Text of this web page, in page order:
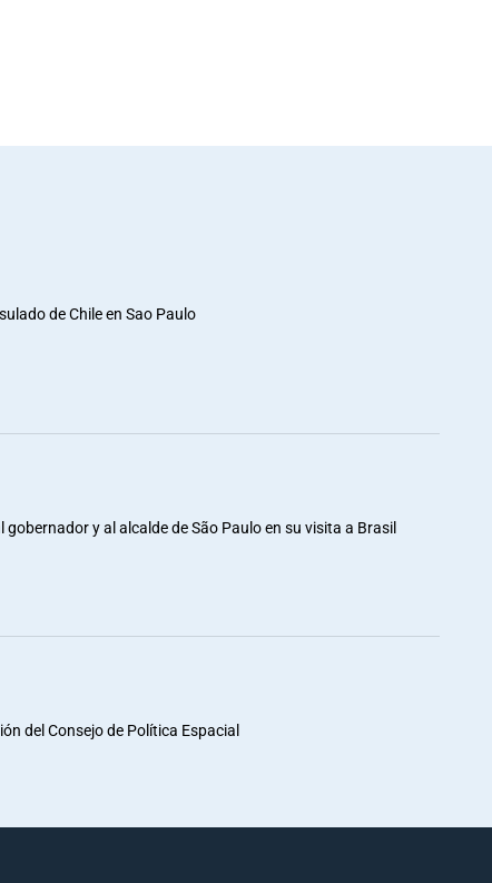
de Chile en Sao Paulo
y al alcalde de São Paulo en su visita a Brasil
del Consejo de Política Espacial